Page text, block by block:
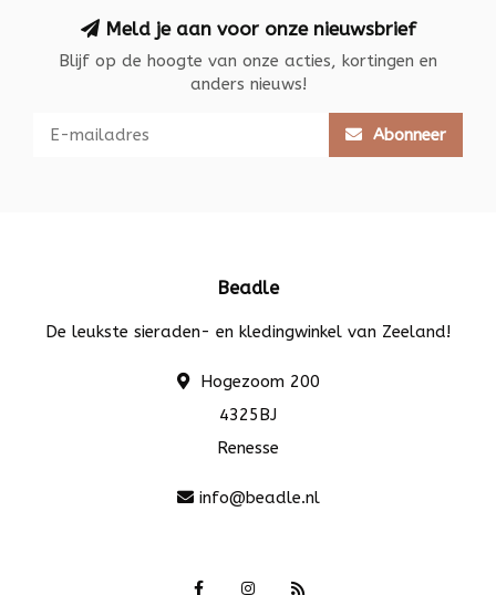
Meld je aan voor onze nieuwsbrief
Blijf op de hoogte van onze acties, kortingen en
anders nieuws!
Abonneer
Beadle
De leukste sieraden- en kledingwinkel van Zeeland!
Hogezoom 200
4325BJ
Renesse
info@beadle.nl